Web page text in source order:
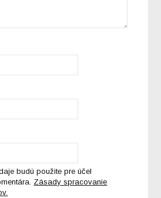
budú použite pre účel
Zásady spracovanie